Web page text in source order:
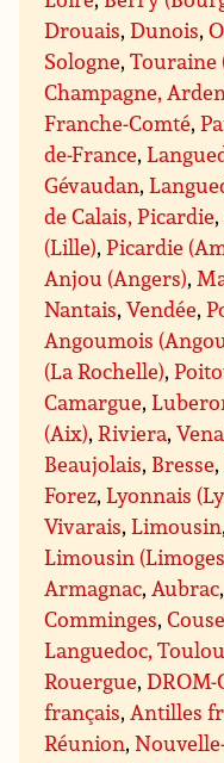
Drouais,Dunois,
Sologne,Touraine
Champagne,
Franche-Comté,
de-France,
Gévaudan,
de Calais, Picardie,
(Lille),Picardie
Anjou (Angers),
Nantais,Vendée,
Angoumois
(La Rochelle),
Camargue,
(Aix),Riviera,
Beaujolais, Bresse,
Forez,Lyonnais
Vivarais,Limousin
Limousin
Armagnac, Aubrac,
Comminges,
Languedoc,
Rouergue,
français, Antilles
Réunion,